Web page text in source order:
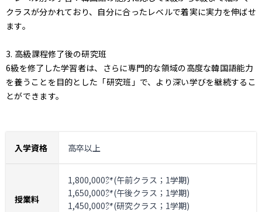
クラスが分かれており、自分に合ったレベルで着実に実力を伸ばせ
ます。
3. 高級課程修了後の研究班
6級を修了した学習者は、さらに専門的な領域の高度な韓国語能力
を養うことを目的とした「研究班」で、より深い学びを継続するこ
とができます。
入学資格 高卒以上
授業料
1,800,000㌆(午前クラス；1学期)
1,650,000㌆(午後クラス；1学期)
1,450,000㌆(研究クラス；1学期)